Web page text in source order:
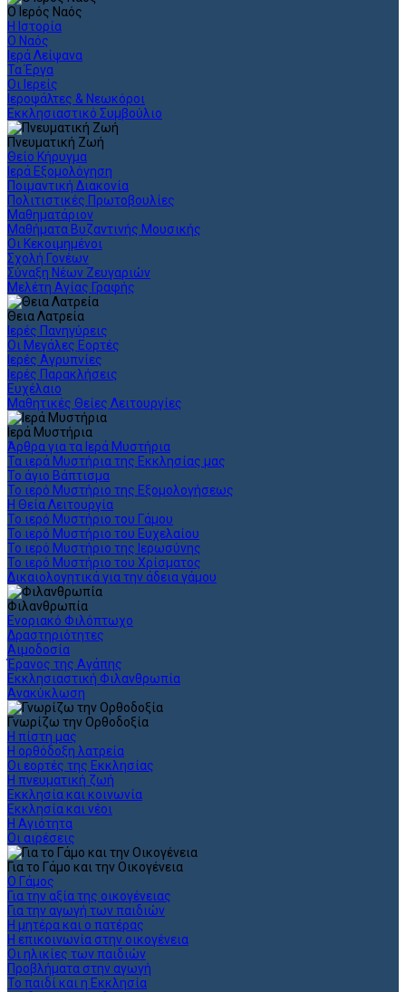
Ο Ιερός Ναός
Η Ιστορία
Ο Ναός
Ιερά Λείψανα
Τα Έργα
Οι Ιερείς
Ιεροψάλτες & Νεωκόροι
Εκκλησιαστικό Συμβούλιο
Πνευματική Ζωή
Θείο Κήρυγμα
Ιερά Εξομολόγηση
Ποιμαντική Διακονία
Πολιτιστικές Πρωτοβουλίες
Μαθηματάριον
Μαθήματα Βυζαντινής Μουσικής
Οι Κεκοιμημένοι
Σχολή Γονέων
Σύναξη Νέων Ζευγαριών
Μελέτη Αγίας Γραφής
Θεια Λατρεία
Ιερές Πανηγύρεις
Οι Μεγάλες Εορτές
Ιερές Αγρυπνίες
Ιερές Παρακλήσεις
Ευχέλαιο
Μαθητικές Θείες Λειτουργίες
Ιερά Μυστήρια
Άρθρα για τα Ιερά Μυστήρια
Τα ιερά Μυστήρια της Εκκλησίας μας
Το άγιο Βάπτισμα
Το ιερό Μυστήριο της Εξομολογήσεως
Η Θεία Λειτουργία
Το ιερό Μυστήριο του Γάμου
Το ιερό Μυστήριο του Ευχελαίου
Το ιερό Μυστήριο της Ιερωσύνης
Το ιερό Μυστήριο του Χρίσματος
Δικαιολογητικά για την άδεια γάμου
Φιλανθρωπία
Ενοριακό Φιλόπτωχο
Δραστηριότητες
Αιμοδοσία
Έρανος της Αγάπης
Εκκλησιαστική Φιλανθρωπία
Ανακύκλωση
Γνωρίζω την Ορθοδοξία
Η πίστη μας
Η ορθόδοξη λατρεία
Οι εορτές της Εκκλησίας
Η πνευματική ζωή
Εκκλησία και κοινωνία
Εκκλησία και νέοι
Η Αγιότητα
Οι αιρέσεις
Για το Γάμο και την Οικογένεια
Ο Γάμος
Για την αξία της οικογένειας
Για την αγωγή των παιδιών
Η μητέρα και ο πατέρας
Η επικοινωνία στην οικογένεια
Οι ηλικίες των παιδιών
Προβλήματα στην αγωγή
Το παιδί και η Εκκλησία